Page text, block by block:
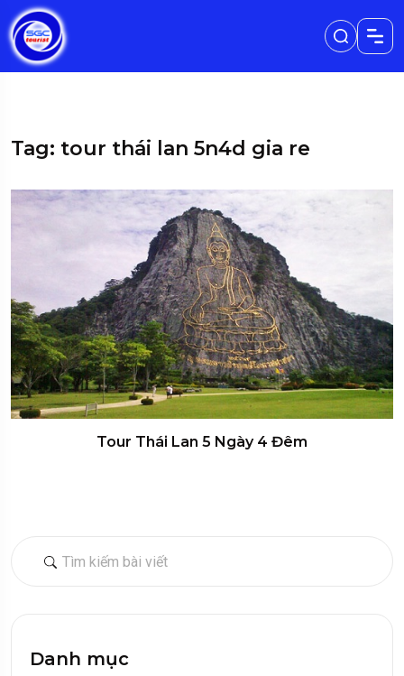
Danh mục
Tag: tour thái lan 5n4d gia re
Tour Thái Lan 5 Ngày 4 Đêm